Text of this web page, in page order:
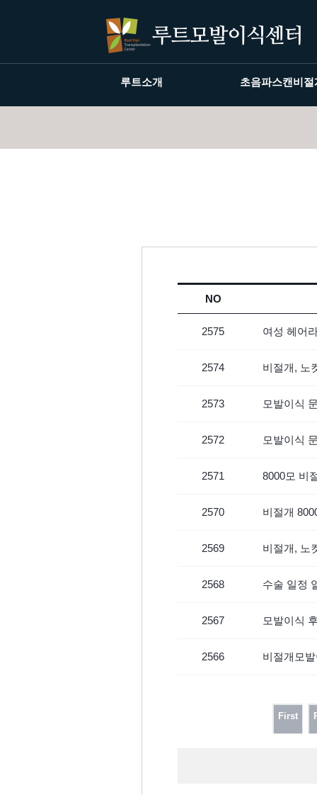
루트소개 초음파스캔비절
NO
2575 여성 헤어
2574 비절개, 노
2573 모발이식
2572 모발이식
2571 8000모 비
2570 비절개
2569 비절개, 노
2568 수술 일정
2567 모발이식
2566 비절개모
First